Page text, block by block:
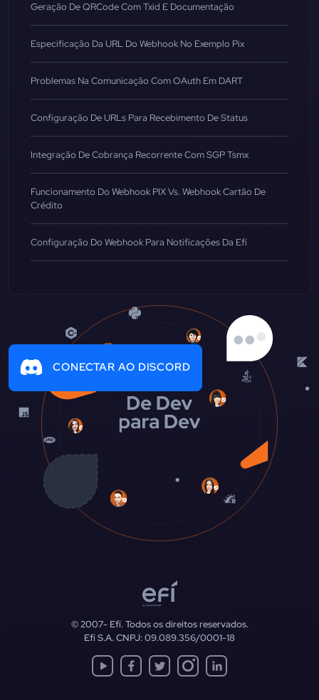
Geração De QRCode Com Txid E Documentação
Especificação Da URL Do Webhook No Exemplo Pix
Problemas Na Comunicação Com OAuth Em DART
Configuração De URLs Para Recebimento De Status
Integração De Cobrança Recorrente Com SGP Tsmx
Funcionamento Do Webhook PIX Vs. Webhook Cartão De
Crédito
Configuração Do Webhook Para Notificações Da Efí
CONECTAR AO DISCORD
© 2007-Efí. Todos os direitos reservados.
Efí S.A. CNPJ: 09.089.356/0001-18